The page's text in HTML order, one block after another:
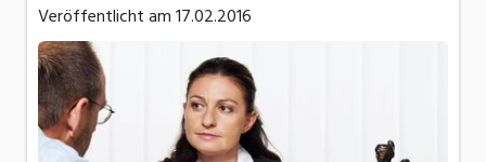
Veröffentlicht am17.02.2016